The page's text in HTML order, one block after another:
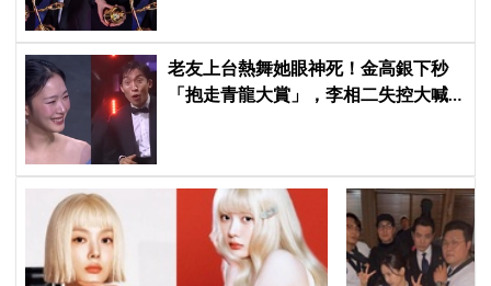
老友上台熱舞她眼神死！金高銀下秒
「抱走青龍大賞」，李相二失控大喊